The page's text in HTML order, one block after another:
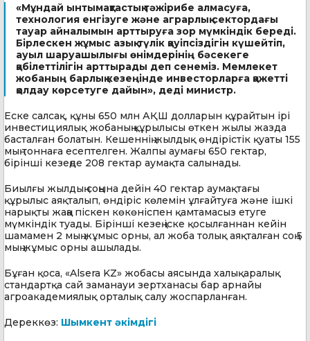
«Мұндай ынтымақтастық тәжірибе алмасуға,
технология енгізуге және аграрлық сектордағы
тауар айналымын арттыруға зор мүмкіндік береді.
Бірлескен жұмыс азық-түлік қауіпсіздігін күшейтіп,
ауыл шаруашылығы өнімдерінің бәсекеге
қабілеттілігін арттырады деп сенеміз. Мемлекет
жобаның барлық кезеңінде инвесторларға қажетті
қолдау көрсетуге дайын», деді министр.
Еске салсақ, құны 650 млн АҚШ долларын құрайтын ірі
инвестициялық жобаның құрылысы өткен жылы жазда
басталған болатын. Кешеннің жылдық өндірістік қуаты 155
мың тоннаға есептелген. Жалпы аумағы 650 гектар,
бірінші кезеңде 208 гектар аумақта салынады.
Биылғы жылдың соңына дейін 40 гектар аумақтағы
құрылыс аяқталып, өндіріс көлемін ұлғайтуға және ішкі
нарықты жаңа піскен көкөніспен қамтамасыз етуге
мүмкіндік туады. Бірінші кезең іске қосылғаннан кейін
шамамен 2 мың жұмыс орны, ал жоба толық аяқталған соң 5
мың жұмыс орны ашылады.
Бұған қоса, «Alsera KZ» жобасы аясында халықаралық
стандартқа сай заманауи зертханасы бар арнайы
агроакадемиялық орталық салу жоспарланған.
Дереккөз: Шымкент әкімдігі